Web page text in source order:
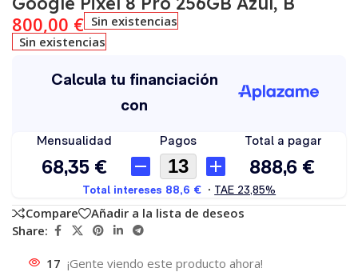
800,00 € Sin existencias
Sin existencias
Compare
Añadir a la lista de deseos
Share:
17 ¡Gente viendo este producto ahora!